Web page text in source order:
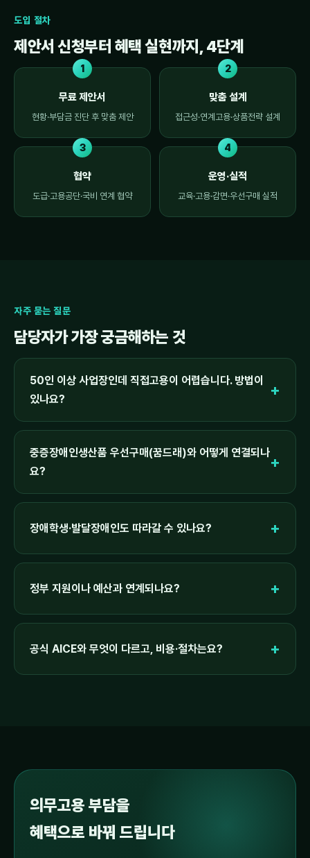
도입 절차
제안서 신청부터 혜택 실현까지, 4단계
무료 제안서
현황·부담금 진단 후 맞춤 제안
맞춤 설계
접근성·연계고용·상품전략 설계
협약
도급·고용공단·국비 연계 협약
운영·실적
교육·고용·감면·우선구매 실적
자주 묻는 질문
담당자가 가장 궁금해하는 것
50인 이상 사업장인데 직접고용이 어렵습니다. 방법이
있나요?
중증장애인생산품 우선구매(꿈드래)와 어떻게 연결되나
요?
장애학생·발달장애인도 따라갈 수 있나요?
정부 지원이나 예산과 연계되나요?
공식 AICE와 무엇이 다르고, 비용·절차는요?
의무고용 부담을
혜택으로 바꿔 드립니다